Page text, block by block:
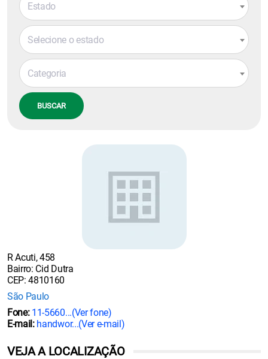
Estado
Selecione o estado
Categoria
BUSCAR
R Acuti, 458
Bairro: Cid Dutra
CEP: 4810160
São Paulo
Fone: 11-5660...(Ver fone)
E-mail: handwor...(Ver e-mail)
VEJA A LOCALIZAÇÃO